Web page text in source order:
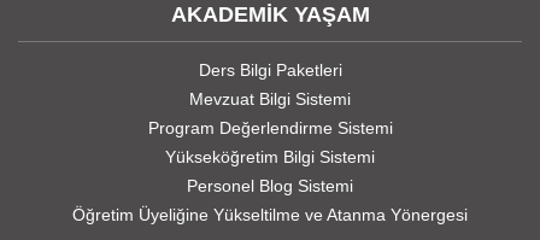
AKADEMİK YAŞAM
Ders Bilgi Paketleri
Mevzuat Bilgi Sistemi
Program Değerlendirme Sistemi
Yükseköğretim Bilgi Sistemi
Personel Blog Sistemi
Öğretim Üyeliğine Yükseltilme ve Atanma Yönergesi